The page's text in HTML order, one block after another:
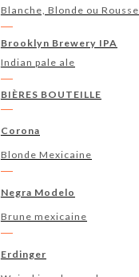
Blanche, Blonde ou Rousse
Brooklyn Brewery IPA
Indian pale ale
BIÈRES BOUTEILLE
Corona
Blonde Mexicaine
Negra Modelo
Brune mexicaine
Erdinger